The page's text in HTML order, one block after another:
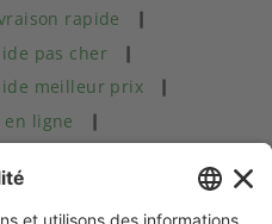
rapide
pas cher
meilleur prix
ligne